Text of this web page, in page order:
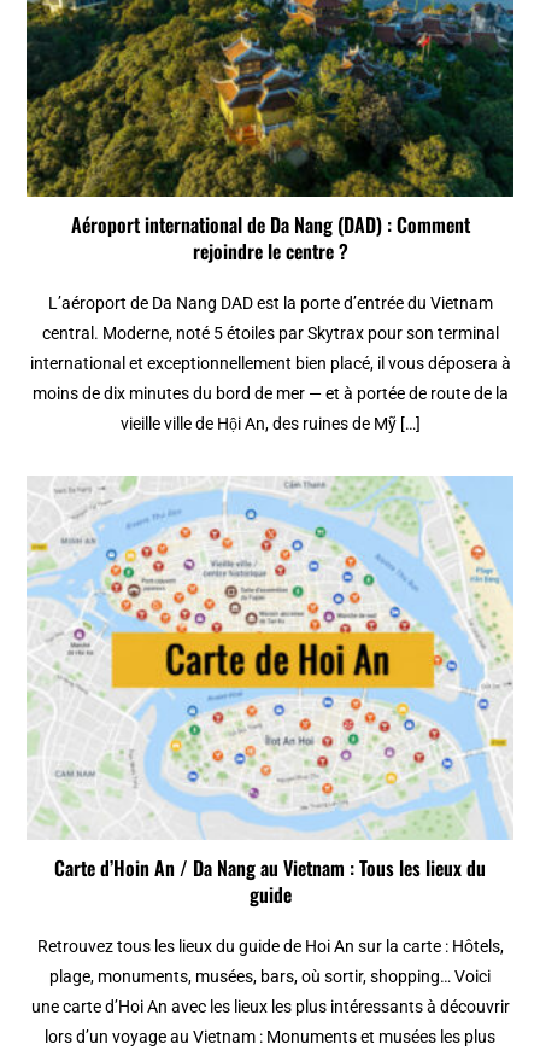
Aéroport international de Da Nang (DAD) : Comment
rejoindre le centre ?
L’aéroport de Da Nang DAD est la porte d’entrée du Vietnam
central. Moderne, noté 5 étoiles par Skytrax pour son terminal
international et exceptionnellement bien placé, il vous déposera à
moins de dix minutes du bord de mer — et à portée de route de la
vieille ville de Hội An, des ruines de Mỹ […]
Carte d’Hoin An / Da Nang au Vietnam : Tous les lieux du
guide
Retrouvez tous les lieux du guide de Hoi An sur la carte : Hôtels,
plage, monuments, musées, bars, où sortir, shopping… Voici
une carte d’Hoi An avec les lieux les plus intéressants à découvrir
lors d’un voyage au Vietnam : Monuments et musées les plus